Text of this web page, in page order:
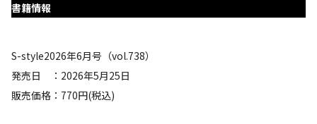
書籍情報
S-style2026年6月号（vol.738）
発売日 ：2026年5月25日
販売価格：770円(税込)